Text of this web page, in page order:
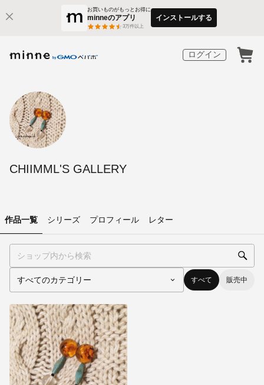
お買いものがもっとお得に
minneのアプリ
3万件以上
インストールする
ログイン
CHIIMML'S GALLERY
作品一覧 シリーズ プロフィール レター
すべて 販売中